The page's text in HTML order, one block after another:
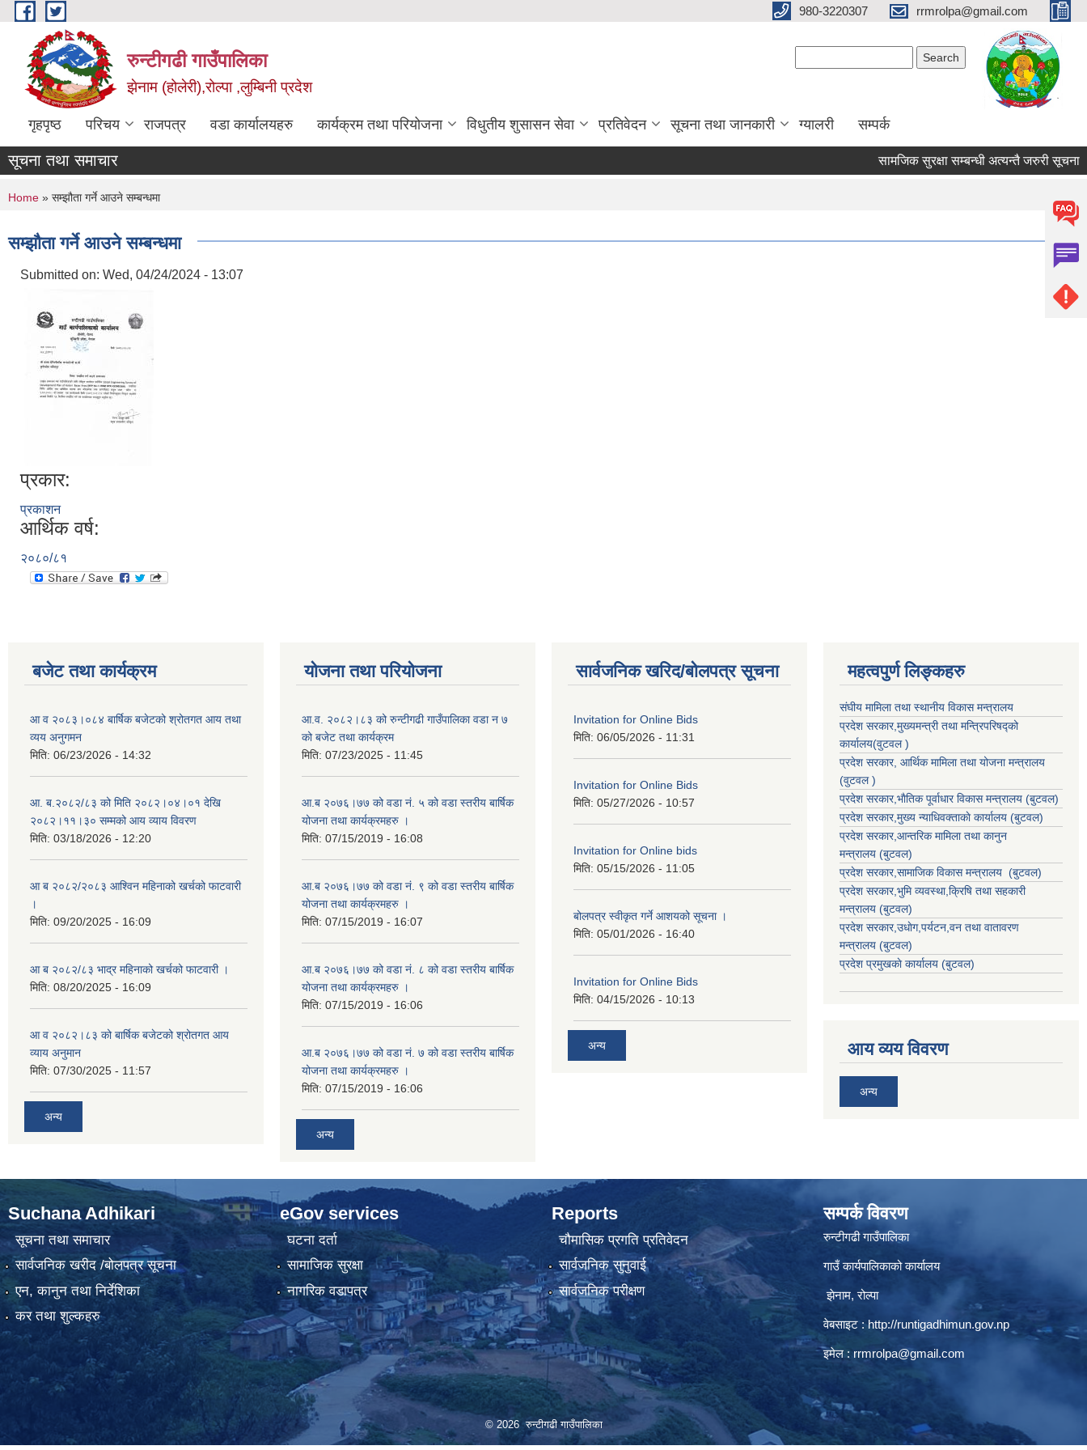
Skip to main content 980-3220307 rrmrolpa@gmail.com
रुन्टीगढी गाउँपालिका
झेनाम (होलेरी),रोल्पा ,लुम्बिनी प्रदेश
गृहपृष्ठ परिचय राजपत्र वडा कार्यालयहरु कार्यक्रम तथा परियोजना विधुतीय शुसासन सेवा प्रतिवेदन सूचना तथा जानकारी ग्यालरी सम्पर्क
सूचना तथा समाचार सामजिक सुरक्षा सम्बन्धी अत्यन्तै जरुरी सूचना ।
You are here
Home » सम्झौता गर्ने आउने सम्बन्धमा
सम्झौता गर्ने आउने सम्बन्धमा
Submitted on: Wed, 04/24/2024 - 13:07
प्रकार:
प्रकाशन
आर्थिक वर्ष:
२०८०/८१
बजेट तथा कार्यक्रम
आ व २०८३।०८४ बार्षिक बजेटको श्रोतगत आय तथा
व्यय अनुगमन
मिति: 06/23/2026 - 14:32
आ. ब.२०८२/८३ को मिति २०८२।०४।०१ देखि
२०८२।११।३० सम्मको आय व्याय विवरण
मिति: 03/18/2026 - 12:20
आ ब २०८२/२०८३ आश्विन महिनाको खर्चको फाटवारी
।
मिति: 09/20/2025 - 16:09
आ ब २०८२/८३ भाद्र महिनाको खर्चको फाटवारी ।
मिति: 08/20/2025 - 16:09
आ व २०८२।८३ को बार्षिक बजेटको श्रोतगत आय
व्याय अनुमान
मिति: 07/30/2025 - 11:57
अन्य
योजना तथा परियोजना
आ.व. २०८२।८३ को रुन्टीगढी गाउँपालिका वडा न ७
को बजेट तथा कार्यक्रम
मिति: 07/23/2025 - 11:45
आ.ब २०७६।७७ को वडा नं. ५ को वडा स्तरीय बार्षिक
योजना तथा कार्यक्रमहरु ।
मिति: 07/15/2019 - 16:08
आ.ब २०७६।७७ को वडा नं. ९ को वडा स्तरीय बार्षिक
योजना तथा कार्यक्रमहरु ।
मिति: 07/15/2019 - 16:07
आ.ब २०७६।७७ को वडा नं. ८ को वडा स्तरीय बार्षिक
योजना तथा कार्यक्रमहरु ।
मिति: 07/15/2019 - 16:06
आ.ब २०७६।७७ को वडा नं. ७ को वडा स्तरीय बार्षिक
योजना तथा कार्यक्रमहरु ।
मिति: 07/15/2019 - 16:06
अन्य
सार्वजनिक खरिद/बोलपत्र सूचना
Invitation for Online Bids
मिति: 06/05/2026 - 11:31
Invitation for Online Bids
मिति: 05/27/2026 - 10:57
Invitation for Online bids
मिति: 05/15/2026 - 11:05
बोलपत्र स्वीकृत गर्ने आशयको सूचना ।
मिति: 05/01/2026 - 16:40
Invitation for Online Bids
मिति: 04/15/2026 - 10:13
अन्य
महत्वपुर्ण लिङ्कहरु
संघीय मामिला तथा स्थानीय विकास मन्त्रालय
प्रदेश सरकार,मुख्यमन्त्री तथा मन्त्रिपरिषद्को
कार्यालय(वुटवल )
प्रदेश सरकार, आर्थिक मामिला तथा योजना मन्त्रालय
(वुटवल )
प्रदेश सरकार,भाैतिक पूर्वाधार विकास मन्त्रालय (बुटवल)
प्रदेश सरकार,मुख्य न्याधिवक्ताकाे कार्यालय (बुटवल)
प्रदेश सरकार,आन्तरिक मामिला तथा कानुन
मन्त्रालय (बुटवल)
प्रदेश सरकार,सामाजिक विकास मन्त्रालय (बुटवल)
प्रदेश सरकार,भुमि व्यवस्था,क्रिषि तथा सहकारी
मन्त्रालय (बुटवल)
प्रदेश सरकार,उधाेग,पर्यटन,वन तथा वातावरण
मन्त्रालय (बुटवल)
प्रदेश प्रमुखकाे कार्यालय (बुटवल)
आय व्यय विवरण
अन्य
Suchana Adhikari
सूचना तथा समाचार
सार्वजनिक खरीद /बोलपत्र सूचना
एन, कानुन तथा निर्देशिका
कर तथा शुल्कहरु
eGov services
घटना दर्ता
सामाजिक सुरक्षा
नागरिक वडापत्र
Reports
चौमासिक प्रगति प्रतिवेदन
सार्वजनिक सुनुवाई
सार्वजनिक परीक्षण
सम्पर्क विवरण
रुन्टीगढी गाउँपालिका
गाउँ कार्यपालिकाको कार्यालय
झेनाम, रोल्पा
वेबसाइट :http://runtigadhimun.gov.np
इमेल :rrmrolpa@gmail.com
© 2026 रुन्टीगढी गाउँपालिका